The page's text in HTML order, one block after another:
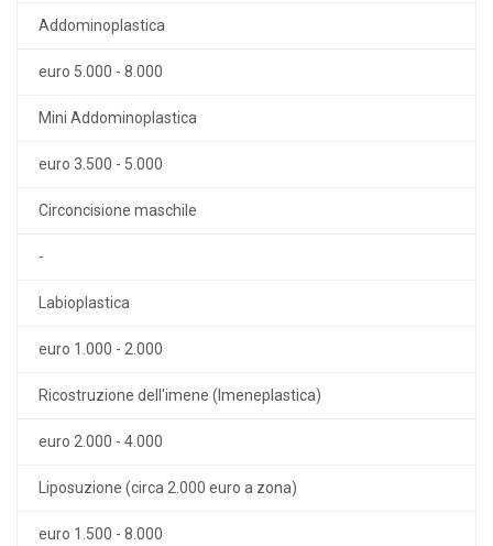
Addominoplastica
euro 5.000 - 8.000
Mini Addominoplastica
euro 3.500 - 5.000
Circoncisione maschile
-
Labioplastica
euro 1.000 - 2.000
Ricostruzione dell'imene (Imeneplastica)
euro 2.000 - 4.000
Liposuzione (circa 2.000 euro a zona)
euro 1.500 - 8.000